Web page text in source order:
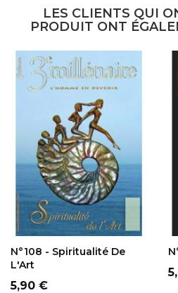
LES CLIENTS QUI
PRODUIT ONT
AJOUTER AU
PANIER
N°108 - Spiritualité De
L'Art
Prix
5,90 €